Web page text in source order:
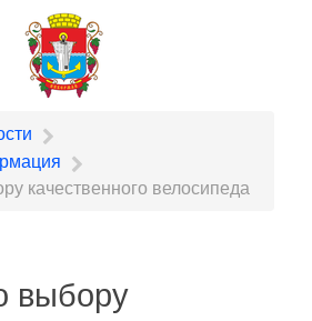
качественного велосипеда
выбору